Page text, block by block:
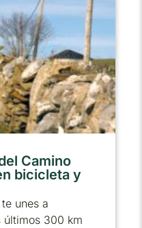
Camino
bicicleta y
unes a
últimos 300 km